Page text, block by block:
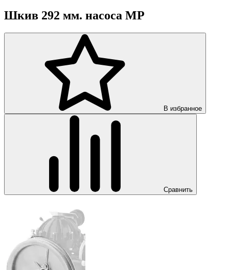
Шкив 292 мм. насоса MP
В избранное
Сравнить